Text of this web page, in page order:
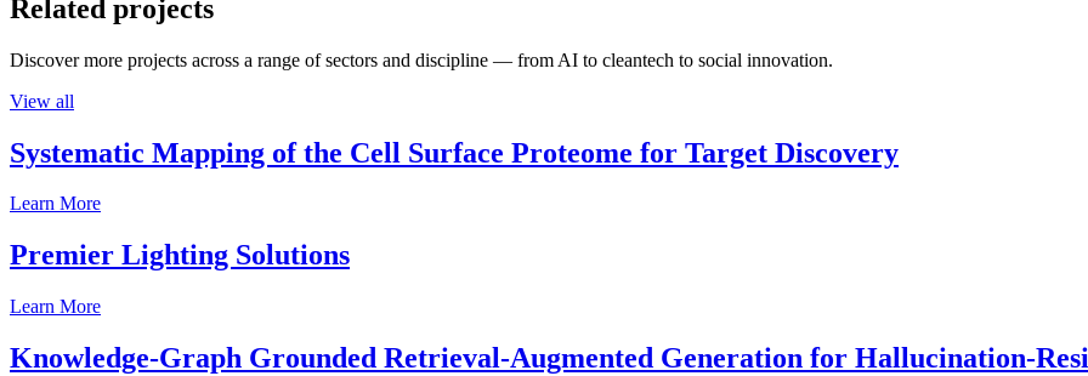
Related projects
Discover more projects across a range of sectors and discipline — from AI to cleantech to social innovation.
View all
Systematic Mapping of the Cell Surface Proteome for Target Discovery
Learn More
Premier Lighting Solutions
Learn More
Knowledge-Graph Grounded Retrieval-Augmented Generation for Hallucination-